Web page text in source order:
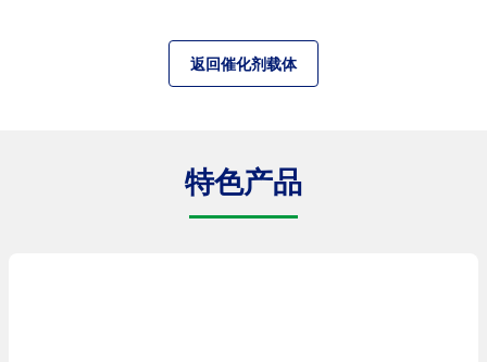
返回催化剂载体
特色产品